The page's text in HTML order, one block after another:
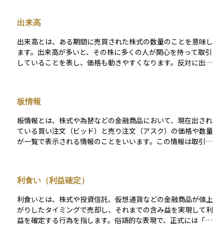
仕手筋が一気に売り抜けると、株価が急落し、大きな損失を被
るリスクが高まります。初心者が仕手株に手を出すと、相場の
流れに巻き込まれて損をする可能性があるため、十分に注意が
必要です。
出来高
出来高とは、ある期間に売買された株式の数量のことを意味し
ます。出来高が多いと、その株に多くの人が関心を持って取引
していることを表し、価格も動きやすくなります。反対に出来
板情報
板情報とは、株式や為替などの金融商品において、現在出され
ている買い注文（ビッド）と売り注文（アスク）の価格や数量
が一覧で表示される情報のことをいいます。この情報は取引所
「1,000円で500株買いたい」という注文があれば、それが買い
注文の板に表示されます。一方で「1,005円で300株売りたい」
といった売り注文も売り板として表示されます。板情報を読み
解くことで、売買のタイミングや価格の動き、相場の勢いなど
を判断するヒントが得られます。特に短期売買を行うデイトレ
利食い（利益確定）
利食いとは、株式や投資信託、仮想通貨などの金融商品が値上
がりしたタイミングで売却し、それまでの含み益を実現して利
益を確定する行為を指します。俗語的な表現で、正式には「利